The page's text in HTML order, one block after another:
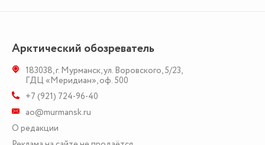
Арктический обозреватель
183038,г. Мурманск,ул. Воровского, 5/23,
ГДЦ «Меридиан», оф. 500
+7 (921) 724-96-40
ao@murmansk.ru
О редакции